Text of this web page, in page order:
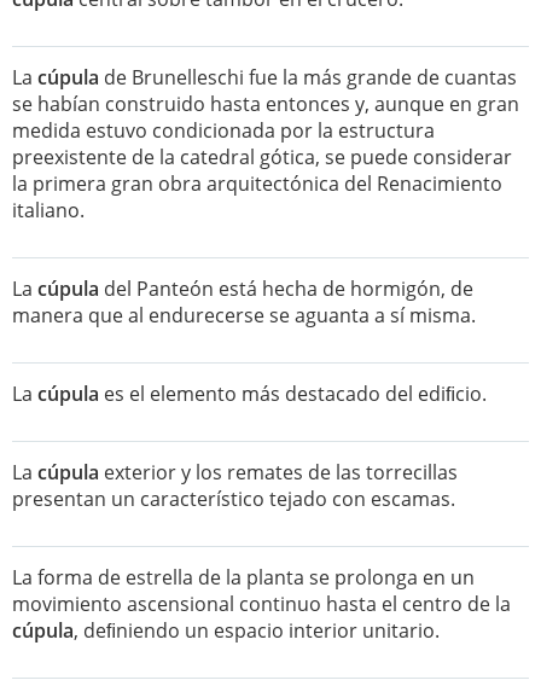
La cúpula de Brunelleschi fue la más grande de cuantas
se habían construido hasta entonces y, aunque en gran
medida estuvo condicionada por la estructura
preexistente de la catedral gótica, se puede considerar
la primera gran obra arquitectónica del Renacimiento
italiano.
La cúpula del Panteón está hecha de hormigón, de
manera que al endurecerse se aguanta a sí misma.
La cúpula es el elemento más destacado del ediﬁcio.
La cúpula exterior y los remates de las torrecillas
presentan un característico tejado con escamas.
La forma de estrella de la planta se prolonga en un
movimiento ascensional continuo hasta el centro de la
cúpula, deﬁniendo un espacio interior unitario.